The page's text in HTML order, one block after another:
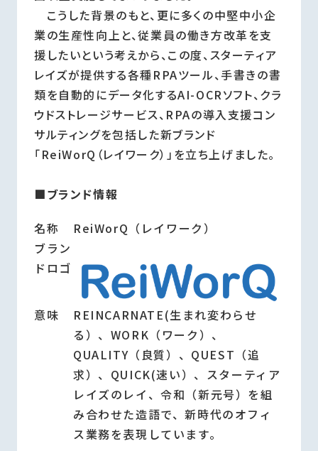
こうした背景のもと、更に多くの中堅中小企
業の生産性向上と、従業員の働き方改革を支
援したいという考えから、この度、スターティア
レイズが提供する各種RPAツール、手書きの書
類を自動的にデータ化するAI-OCRソフト、クラ
ウドストレージサービス、RPAの導入支援コン
サルティングを包括した新ブランド
「ReiWorQ（レイワーク）」を立ち上げました。
■ブランド情報
名称
ReiWorQ（レイワーク）
ブラン
ドロゴ
意味
REINCARNATE(生まれ変わらせ
る）、WORK（ワーク）、
QUALITY（良質）、QUEST（追
求）、QUICK(速い）、スターティア
レイズのレイ、令和（新元号）を組
み合わせた造語で、新時代のオフィ
ス業務を表現しています。